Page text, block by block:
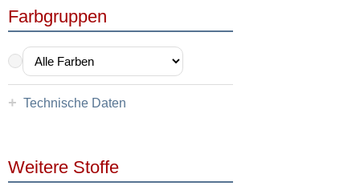
Farbgruppen
+ Technische Daten
Weitere Stoffe